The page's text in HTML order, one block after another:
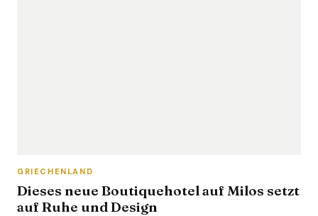
GRIECHENLAND
Dieses neue Boutiquehotel auf Milos setzt
auf Ruhe und Design